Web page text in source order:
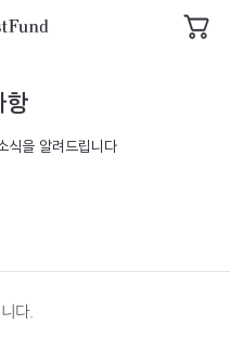
항
식을 알려드립니다
다.